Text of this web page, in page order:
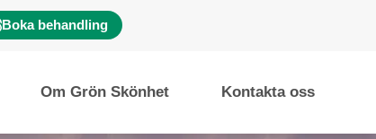
Boka behandling
Om Grön Skönhet Kontakta oss